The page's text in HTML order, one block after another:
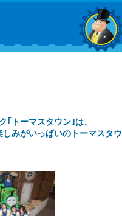
トーマスタウン｣は、
みがいっぱいのトーマスタウ